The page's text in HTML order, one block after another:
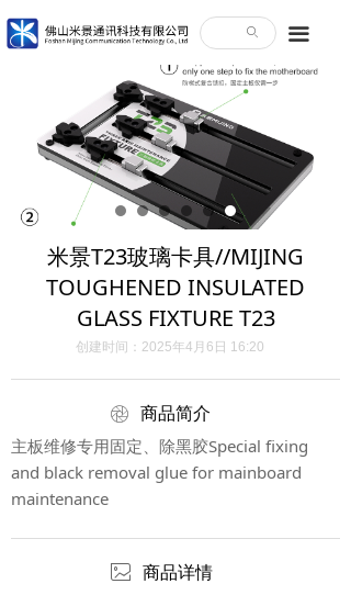
끀
ꄙ
米景T23玻璃卡具//MIJING
TOUGHENED INSULATED
GLASS FIXTURE T23
商品简介
创建时间： 2025年4月6日 16:20
主板维修专用固定、除黑胶Special fixing
and black removal glue for mainboard
maintenance
商品详情
ꁵ
ꂈ